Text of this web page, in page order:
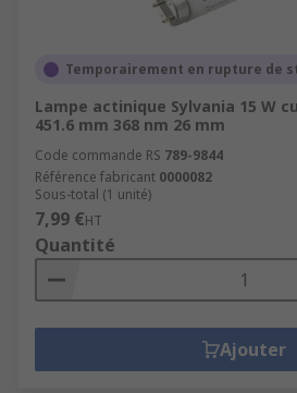
Temporairement en rupture de
Lampe actinique Sylvania 15 W
451.6 mm 368 nm 26 mm
Code commande RS 789-9844
Référence fabricant 0000082
Sous-total (1 unité)
7,99 €HT
Quantité
Ajouter